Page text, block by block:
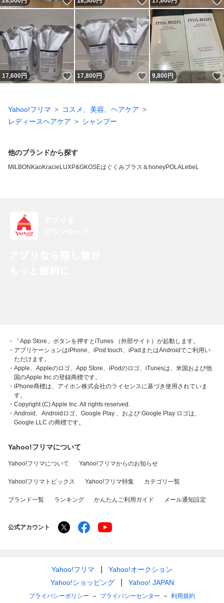
17,600円 いいね！
17,800円 いいね！
9,800円
Yahoo!フリマ
コスメ、美容、ヘアケア
レディースヘアケア
シャンプー
他のブランドから探す
MILBON KaoKracie LUXP&GKOSEはぐくみプラス ＆honeyPOLALebeL
・「App Store」ボタンを押すとiTunes （外部サイト）が起動します。
・アプリケーションはiPhone、iPod touch、iPadまたはAndroidでご利用い
ただけます。
・Apple、Appleのロゴ、App Store、iPodのロゴ、iTunesは、米国および他
国のApple Inc.の登録商標です。
・iPhone商標は、アイホン株式会社のライセンスに基づき使用されていま
す。
・Copyright (C) Apple Inc. All rights reserved.
・Android、Androidロゴ、Google Play 、および Google Play ロゴは、
Google LLC の商標です。
Yahoo!フリマについて
Yahoo!フリマについて Yahoo!フリマからのお知らせ
Yahoo!フリマトピックス Yahoo!フリマ特集 カテゴリ一覧
ブランド一覧 ランキング かんたんご利用ガイド メール通知設定
公式アカウント
Yahoo!フリマ
Yahoo!オークション
Yahoo!ショッピング
Yahoo! JAPAN
プライバシーポリシー プライバシーセンター 利用規約